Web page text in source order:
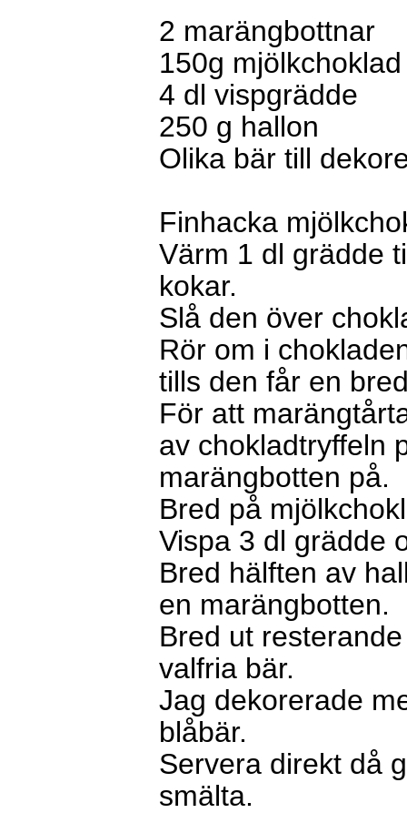
2 marängbottnar
150g mjölkchoklad
4 dl vispgrädde
250 g hallon
Olika bär till
Finhacka
Värm 1 dl grädde
kokar.
Slå den över
Rör om i
tills den får en
För att
av chokladtryffeln
marängbotten på.
Bred på
Vispa 3 dl grädde
Bred hälften av
en marängbotten.
Bred ut
valfria bär.
Jag dekorerade
blåbär.
Servera direkt då
smälta.